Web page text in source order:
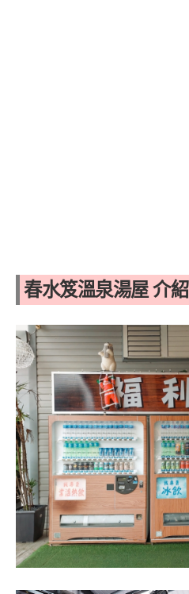
春水笈溫泉湯屋 介紹